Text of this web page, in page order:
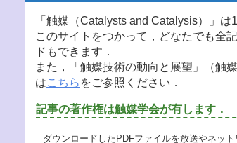
「触媒（Catalysts and Catalysis）」
このサイトをつかって，どなたでも全
ドもできます．
また，「触媒技術の動向と展望」（触
はこちら をご参照ください．
記事の著作権は触媒学会が有します．
ダウンロードしたPDFファイルを放送やネッ